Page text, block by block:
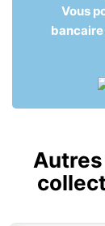
Vous